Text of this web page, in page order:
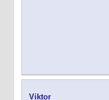
Viktor